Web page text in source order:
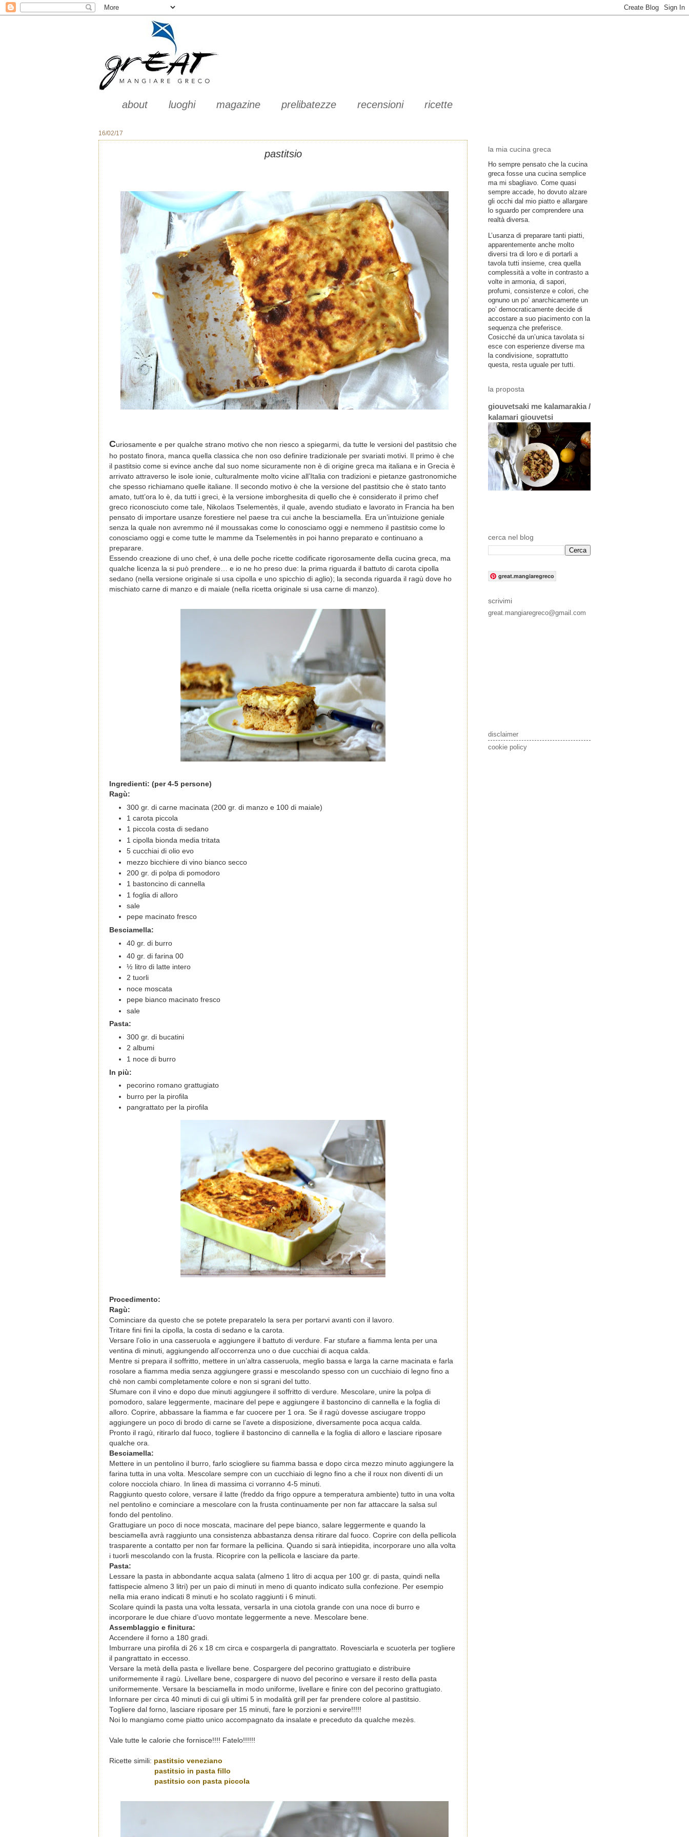
about luoghi magazine prelibatezze recensioni ricette
16/02/17
pastitsio
Curiosamente e per qualche strano motivo che non riesco a spiegarmi, da tutte le versioni del pastitsio che
ho postato finora, manca quella classica che non oso definire tradizionale per svariati motivi. Il primo è che
il pastitsio come si evince anche dal suo nome sicuramente non è di origine greca ma italiana e in Grecia è
arrivato attraverso le isole ionie, culturalmente molto vicine all’Italia con tradizioni e pietanze gastronomiche
che spesso richiamano quelle italiane. Il secondo motivo è che la versione del pastitsio che è stato tanto
amato, tutt’ora lo è, da tutti i greci, è la versione imborghesita di quello che è considerato il primo chef
greco riconosciuto come tale, Nikolaos Tselementès, il quale, avendo studiato e lavorato in Francia ha ben
pensato di importare usanze forestiere nel paese tra cui anche la besciamella. Era un’intuizione geniale
senza la quale non avremmo né il moussakas come lo conosciamo oggi e nemmeno il pastitsio come lo
conosciamo oggi e come tutte le mamme da Tselementès in poi hanno preparato e continuano a
preparare.
Essendo creazione di uno chef, è una delle poche ricette codificate rigorosamente della cucina greca, ma
qualche licenza la si può prendere… e io ne ho preso due: la prima riguarda il battuto di carota cipolla
sedano (nella versione originale si usa cipolla e uno spicchio di aglio); la seconda riguarda il ragù dove ho
mischiato carne di manzo e di maiale (nella ricetta originale si usa carne di manzo).
Ingredienti: (per 4-5 persone)
Ragù:
300 gr. di carne macinata (200 gr. di manzo e 100 di maiale)
1 carota piccola
1 piccola costa di sedano
1 cipolla bionda media tritata
5 cucchiai di olio evo
mezzo bicchiere di vino bianco secco
200 gr. di polpa di pomodoro
1 bastoncino di cannella
1 foglia di alloro
sale
pepe macinato fresco
Besciamella:
40 gr. di burro
40 gr. di farina 00
½ litro di latte intero
2 tuorli
noce moscata
pepe bianco macinato fresco
sale
Pasta:
300 gr. di bucatini
2 albumi
1 noce di burro
In più:
pecorino romano grattugiato
burro per la pirofila
pangrattato per la pirofila
Procedimento:
Ragù:
Cominciare da questo che se potete preparatelo la sera per portarvi avanti con il lavoro.
Tritare fini fini la cipolla, la costa di sedano e la carota.
Versare l’olio in una casseruola e aggiungere il battuto di verdure. Far stufare a fiamma lenta per una
ventina di minuti, aggiungendo all’occorrenza uno o due cucchiai di acqua calda.
Mentre si prepara il soffritto, mettere in un’altra casseruola, meglio bassa e larga la carne macinata e farla
rosolare a fiamma media senza aggiungere grassi e mescolando spesso con un cucchiaio di legno fino a
chè non cambi completamente colore e non si sgrani del tutto.
Sfumare con il vino e dopo due minuti aggiungere il soffritto di verdure. Mescolare, unire la polpa di
pomodoro, salare leggermente, macinare del pepe e aggiungere il bastoncino di cannella e la foglia di
alloro. Coprire, abbassare la fiamma e far cuocere per 1 ora. Se il ragù dovesse asciugare troppo
aggiungere un poco di brodo di carne se l’avete a disposizione, diversamente poca acqua calda.
Pronto il ragù, ritirarlo dal fuoco, togliere il bastoncino di cannella e la foglia di alloro e lasciare riposare
qualche ora.
Besciamella:
Mettere in un pentolino il burro, farlo sciogliere su fiamma bassa e dopo circa mezzo minuto aggiungere la
farina tutta in una volta. Mescolare sempre con un cucchiaio di legno fino a che il roux non diventi di un
colore nocciola chiaro. In linea di massima ci vorranno 4-5 minuti.
Raggiunto questo colore, versare il latte (freddo da frigo oppure a temperatura ambiente) tutto in una volta
nel pentolino e cominciare a mescolare con la frusta continuamente per non far attaccare la salsa sul
fondo del pentolino.
Grattugiare un poco di noce moscata, macinare del pepe bianco, salare leggermente e quando la
besciamella avrà raggiunto una consistenza abbastanza densa ritirare dal fuoco. Coprire con della pellicola
trasparente a contatto per non far formare la pellicina. Quando si sarà intiepidita, incorporare uno alla volta
i tuorli mescolando con la frusta. Ricoprire con la pellicola e lasciare da parte.
Pasta:
Lessare la pasta in abbondante acqua salata (almeno 1 litro di acqua per 100 gr. di pasta, quindi nella
fattispecie almeno 3 litri) per un paio di minuti in meno di quanto indicato sulla confezione. Per esempio
nella mia erano indicati 8 minuti e ho scolato raggiunti i 6 minuti.
Scolare quindi la pasta una volta lessata, versarla in una ciotola grande con una noce di burro e
incorporare le due chiare d’uovo montate leggermente a neve. Mescolare bene.
Assemblaggio e finitura:
Accendere il forno a 180 gradi.
Imburrare una pirofila di 26 x 18 cm circa e cospargerla di pangrattato. Rovesciarla e scuoterla per togliere
il pangrattato in eccesso.
Versare la metà della pasta e livellare bene. Cospargere del pecorino grattugiato e distribuire
uniformemente il ragù. Livellare bene, cospargere di nuovo del pecorino e versare il resto della pasta
uniformemente. Versare la besciamella in modo uniforme, livellare e finire con del pecorino grattugiato.
Infornare per circa 40 minuti di cui gli ultimi 5 in modalità grill per far prendere colore al pastitsio.
Togliere dal forno, lasciare riposare per 15 minuti, fare le porzioni e servire!!!!!
Noi lo mangiamo come piatto unico accompagnato da insalate e preceduto da qualche mezès.
Vale tutte le calorie che fornisce!!!! Fatelo!!!!!!
Ricette simili: pastitsio veneziano
pastitsio in pasta fillo
pastitsio con pasta piccola
la mia cucina greca
Ho sempre pensato che la cucina
greca fosse una cucina semplice
ma mi sbagliavo. Come quasi
sempre accade, ho dovuto alzare
gli occhi dal mio piatto e allargare
lo sguardo per comprendere una
realtà diversa.
L’usanza di preparare tanti piatti,
apparentemente anche molto
diversi tra di loro e di portarli a
tavola tutti insieme, crea quella
complessità a volte in contrasto a
volte in armonia, di sapori,
profumi, consistenze e colori, che
ognuno un po’ anarchicamente un
po’ democraticamente decide di
accostare a suo piacimento con la
sequenza che preferisce.
Cosicché da un’unica tavolata si
esce con esperienze diverse ma
la condivisione, soprattutto
questa, resta uguale per tutti.
la proposta
giouvetsaki me kalamarakia /
kalamari giouvetsi
cerca nel blog
great.mangiaregreco
scrivimi
great.mangiaregreco@gmail.com
disclaimer
cookie policy